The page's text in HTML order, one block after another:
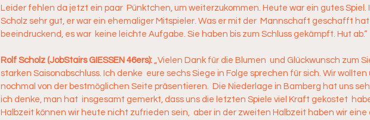
Leider fehlen da jetzt ein paar  Pünktchen, um weiterzukommen. Heute war ein gutes Spiel.
Scholz sehr gut, er war ein ehemaliger Mitspieler. Was er mit der  Mannschaft geschafft hat
beeindruckend, es war  keine leichte Aufgabe. Sie haben bis zum Schluss gekämpft. Hut ab.“
Rolf Scholz (JobStairs GIESSEN 46ers): „Vielen Dank für die Blumen  und Glückwunsch zum
starken Saisonabschluss. Ich denke  eure sechs Siege in Folge sprechen für sich. Wir
nochmal von der bestmöglichen Seite präsentieren.  Die Niederlage in Bamberg hat uns
ich denke, man hat  insgesamt gemerkt, dass uns die letzten Spiele viel Kraft gekostet
Halbzeit können wir heute nicht zufrieden sein,  aber in der zweiten Halbzeit haben wir